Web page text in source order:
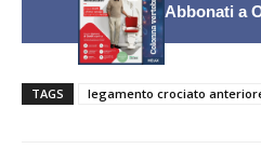
Abbonati a
TAGS legamento crociato